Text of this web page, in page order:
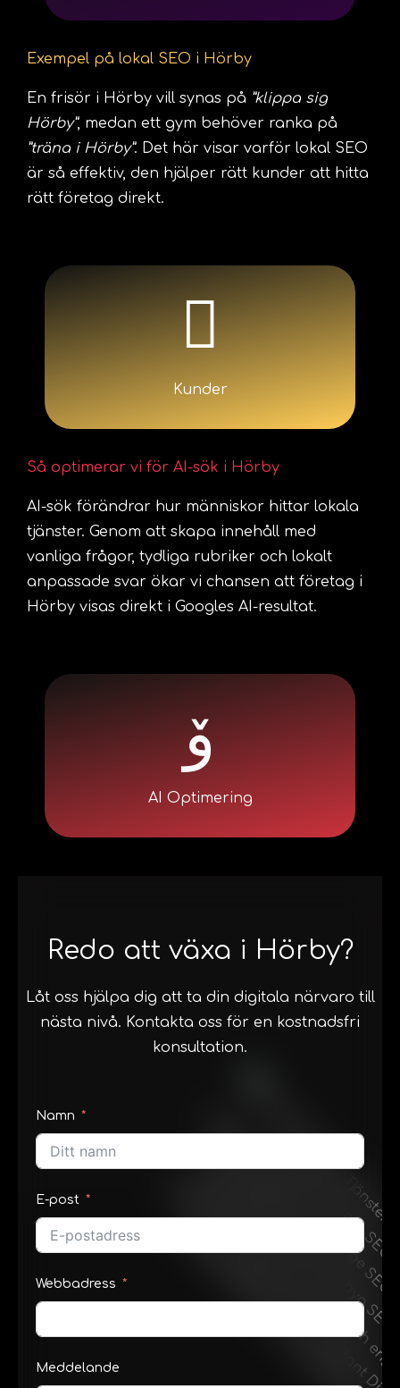
Exempel på lokal SEO i Hörby
En frisör i Hörby vill synas på ”klippa sig
Hörby”, medan ett gym behöver ranka på
”träna i Hörby”. Det här visar varför lokal SEO
är så effektiv, den hjälper rätt kunder att hitta
rätt företag direkt.
Kunder
Så optimerar vi för AI-sök i Hörby
AI-sök förändrar hur människor hittar lokala
tjänster. Genom att skapa innehåll med
vanliga frågor, tydliga rubriker och lokalt
anpassade svar ökar vi chansen att företag i
Hörby visas direkt i Googles AI-resultat.
AI Optimering
Redo att växa i Hörby?
Låt oss hjälpa dig att ta din digitala närvaro till
nästa nivå. Kontakta oss för en kostnadsfri
konsultation.
Namn
E-post
Webbadress
Meddelande